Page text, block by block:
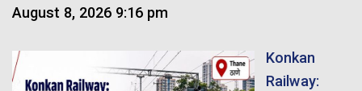
August 8, 2026 9:16 pm
Konkan
Railway: